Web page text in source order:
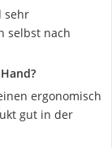
sehr
selbst nach
ergonomisch
gut in der